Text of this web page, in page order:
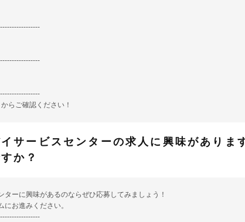
からご確認ください！
サービスセンターの求人に興味がありま
か？
ターに興味があるのならぜひ応募してみましょう！
お進みください。